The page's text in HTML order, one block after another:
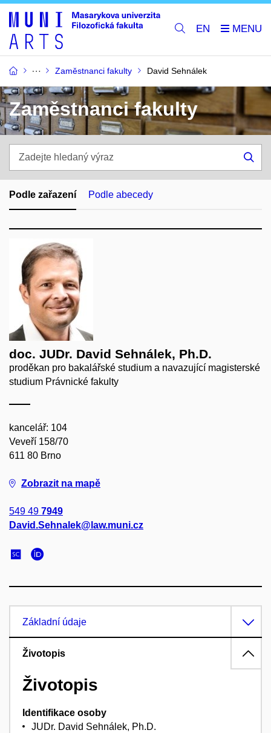
EN
Zaměstnanci fakulty David Sehnálek
Zaměstnanci fakulty
hledaný
výraz
Podle zařazení Podle abecedy
doc. JUDr. David Sehnálek, Ph.D.
proděkan pro bakalářské studium a navazující magisterské
studium Právnické fakulty
kancelář: 104
Veveří 158/70
611 80 Brno
Zobrazit na mapě
549 49 7949
David.Sehnalek@law.muni.cz
Základní údaje
Životopis
Životopis
Identifikace osoby
JUDr. David Sehnálek, Ph.D.